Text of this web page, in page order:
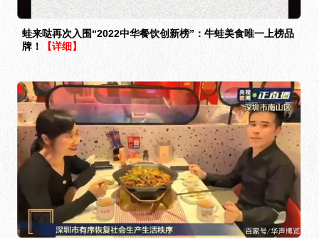
蛙来哒再次入围“2022中华餐饮创新榜”：牛蛙美食唯一上榜品
牌！
【详细】